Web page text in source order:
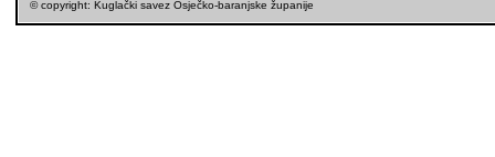
© copyright: Kuglački savez Osječko-baranjske županije